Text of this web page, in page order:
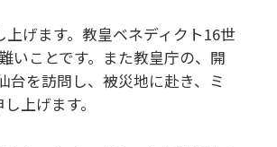
げます。教皇ベネディクト16世
いことです。また教皇庁の、開
を訪問し、被災地に赴き、ミ
上げます。